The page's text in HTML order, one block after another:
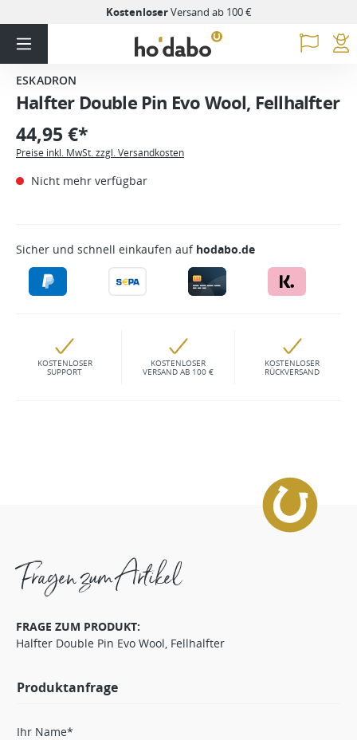
KostenloserVersand ab 100 €
ESKADRON
Halfter Double Pin Evo Wool, Fellhalfter
44,95 €*
Preise inkl. MwSt. zzgl. Versandkosten
Nicht mehr verfügbar
Sicher und schnell einkaufen auf hodabo.de
KOSTENLOSER
SUPPORT
KOSTENLOSER
VERSAND AB 100 €
KOSTENLOSER
RÜCKVERSAND
Fragen zum Artikel
FRAGE ZUM PRODUKT:
Halfter Double Pin Evo Wool, Fellhalfter
Produktanfrage
Ihr Name*